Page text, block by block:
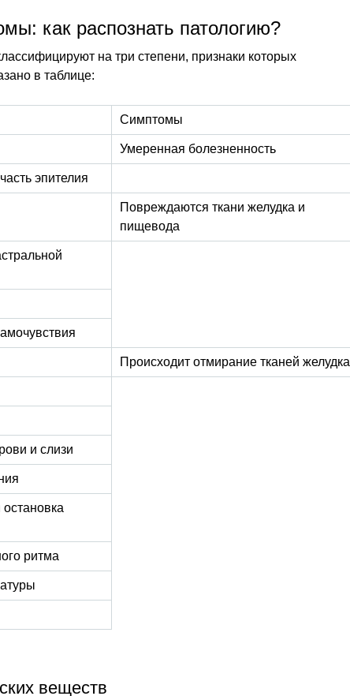
как распознать патологию?
на три степени, признаки которых
в таблице:
Симптомы
Умеренная болезненность
эпителия
Повреждаются ткани желудка и
пищевода
Происходит отмирание тканей желудка
и слизи
ритма
веществ